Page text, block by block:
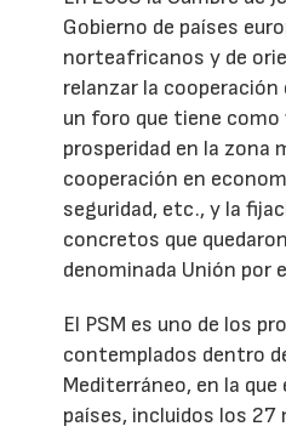
Gobierno de países
norteafricanos y de
relanzar la
un foro que tiene como
prosperidad en la zona
cooperación en
seguridad, etc., y la
concretos que
denominada Unión por
El PSM es uno de los
contemplados dentro
Mediterráneo, en la
países, incluidos los 27